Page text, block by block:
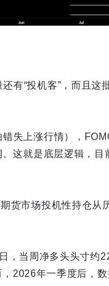
有“投机客”，而且这
失上涨行情），
这就是底层逻辑，目
货市场投机性持仓从
，当周净多头头寸约
2026年一季度后，数